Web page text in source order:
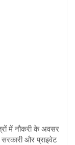
में नौकरी के अवसर
और प्राइवेट